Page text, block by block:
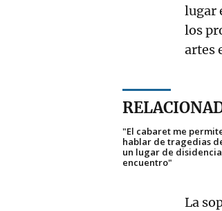
lugar
los
artes
"El cabaret me
hablar de tragedias
un lugar de
encuentro"
La